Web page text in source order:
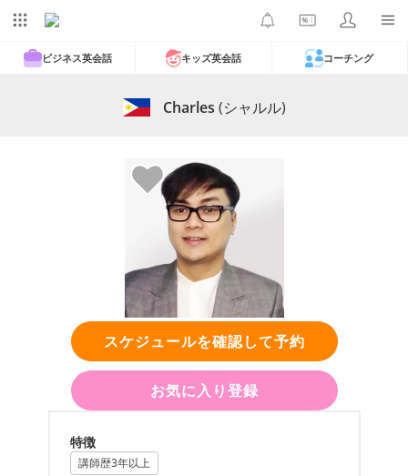
ビジネス英会話 キッズ英会話 コーチング
Charles (シャルル)
スケジュールを確認して予約
お気に入り登録
特徴
講師歴3年以上